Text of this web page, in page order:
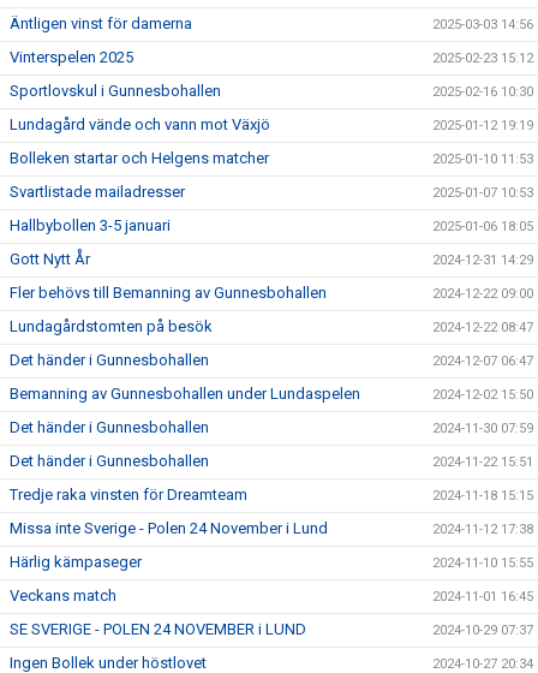
Äntligen vinst för damerna 2025-03-03 14:56
Vinterspelen 2025 2025-02-23 15:12
Sportlovskul i Gunnesbohallen 2025-02-16 10:30
Lundagård vände och vann mot Växjö 2025-01-12 19:19
Bolleken startar och Helgens matcher 2025-01-10 11:53
Svartlistade mailadresser 2025-01-07 10:53
Hallbybollen 3-5 januari 2025-01-06 18:05
Gott Nytt År 2024-12-31 14:29
Fler behövs till Bemanning av Gunnesbohallen 2024-12-22 09:00
Lundagårdstomten på besök 2024-12-22 08:47
Det händer i Gunnesbohallen 2024-12-07 06:47
Bemanning av Gunnesbohallen under Lundaspelen 2024-12-02 15:50
Det händer i Gunnesbohallen 2024-11-30 07:59
Det händer i Gunnesbohallen 2024-11-22 15:51
Tredje raka vinsten för Dreamteam 2024-11-18 15:15
Missa inte Sverige - Polen 24 November i Lund 2024-11-12 17:38
Härlig kämpaseger 2024-11-10 15:55
Veckans match 2024-11-01 16:45
SE SVERIGE - POLEN 24 NOVEMBER i LUND 2024-10-29 07:37
Ingen Bollek under höstlovet 2024-10-27 20:34